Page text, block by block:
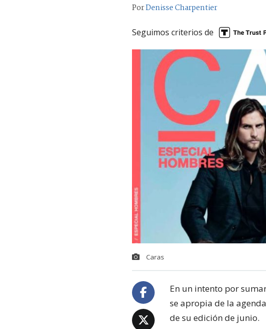
PorDenisse Charpentier
Seguimos criterios de
Caras
En un intento por
se apropia de la
de su edición de junio.